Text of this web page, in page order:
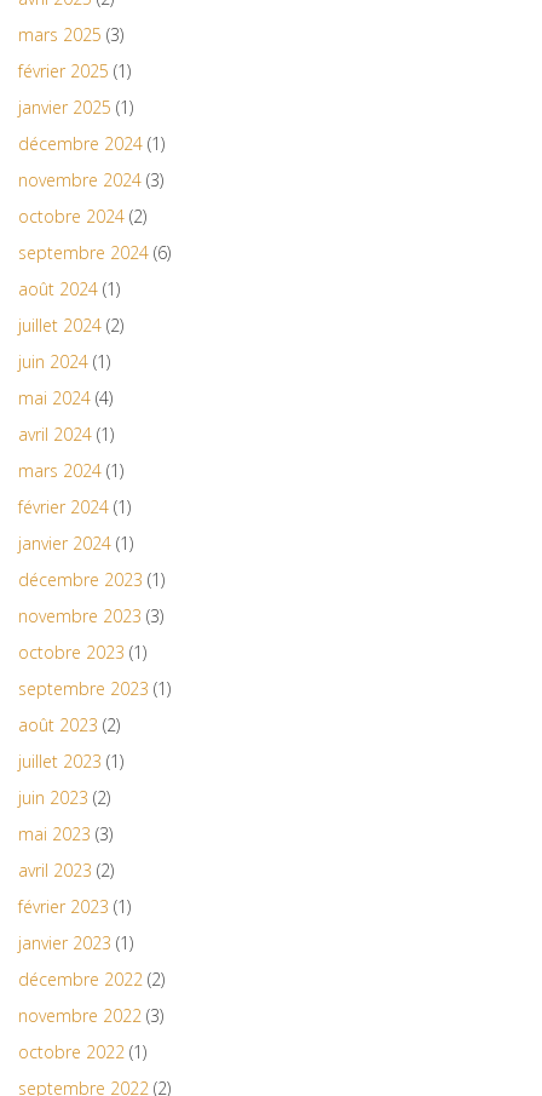
mars 2025 (3)
février 2025 (1)
janvier 2025 (1)
décembre 2024 (1)
novembre 2024 (3)
octobre 2024 (2)
septembre 2024 (6)
août 2024 (1)
juillet 2024 (2)
juin 2024 (1)
mai 2024 (4)
avril 2024 (1)
mars 2024 (1)
février 2024 (1)
janvier 2024 (1)
décembre 2023 (1)
novembre 2023 (3)
octobre 2023 (1)
septembre 2023 (1)
août 2023 (2)
juillet 2023 (1)
juin 2023 (2)
mai 2023 (3)
avril 2023 (2)
février 2023 (1)
janvier 2023 (1)
décembre 2022 (2)
novembre 2022 (3)
octobre 2022 (1)
septembre 2022 (2)